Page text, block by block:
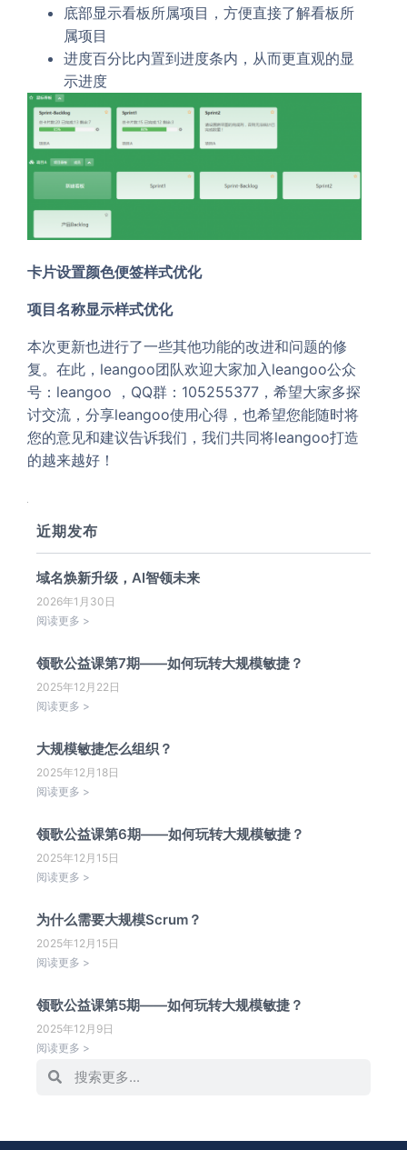
底部显示看板所属项目，方便直接了解看板所
属项目
进度百分比内置到进度条内，从而更直观的显
示进度
卡片设置颜色便签样式优化
项目名称显示样式优化
本次更新也进行了一些其他功能的改进和问题的修
复。在此，leangoo团队欢迎大家加入leangoo公众
号：leangoo ，QQ群：105255377，希望大家多探
讨交流，分享leangoo使用心得，也希望您能随时将
您的意见和建议告诉我们，我们共同将leangoo打造
的越来越好！
近期发布
域名焕新升级，AI智领未来
2026年1月30日
阅读更多 >
领歌公益课第7期——如何玩转大规模敏捷？
2025年12月22日
阅读更多 >
大规模敏捷怎么组织？
2025年12月18日
阅读更多 >
领歌公益课第6期——如何玩转大规模敏捷？
2025年12月15日
阅读更多 >
为什么需要大规模Scrum？
2025年12月15日
阅读更多 >
领歌公益课第5期——如何玩转大规模敏捷？
2025年12月9日
阅读更多 >